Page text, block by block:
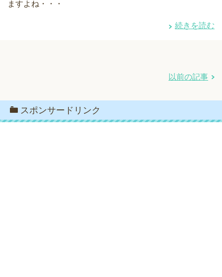
ますよね・・・
続きを読む
以前の記事
スポンサードリンク